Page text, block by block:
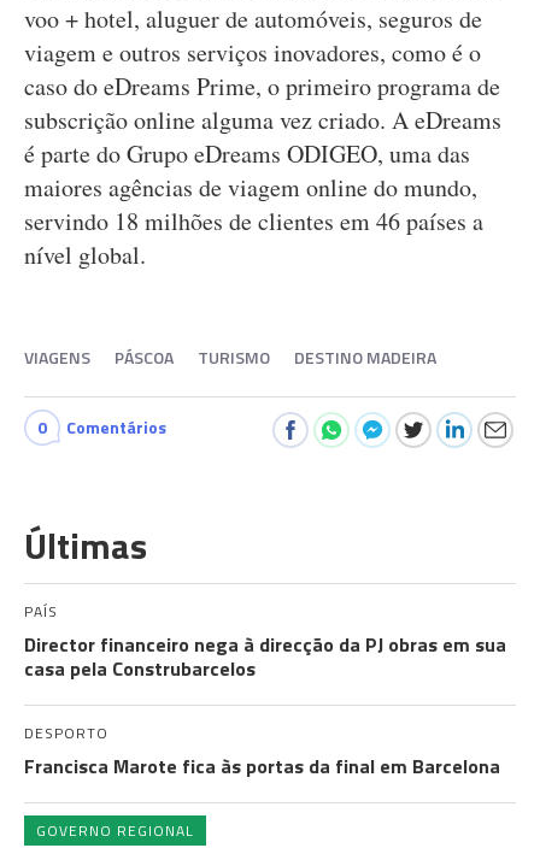
voo + hotel, aluguer de automóveis, seguros de
viagem e outros serviços inovadores, como é o
caso do eDreams Prime, o primeiro programa de
subscrição online alguma vez criado. A eDreams
é parte do Grupo eDreams ODIGEO, uma das
maiores agências de viagem online do mundo,
servindo 18 milhões de clientes em 46 países a
nível global.
VIAGENS PÁSCOA TURISMO DESTINO MADEIRA
0 Comentários
Últimas
PAÍS
Director financeiro nega à direcção da PJ obras em sua
casa pela Construbarcelos
DESPORTO
Francisca Marote fica às portas da final em Barcelona
GOVERNO REGIONAL